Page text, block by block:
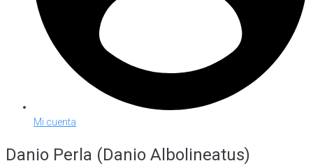
Mi cuenta
Danio Perla (Danio Albolineatus)